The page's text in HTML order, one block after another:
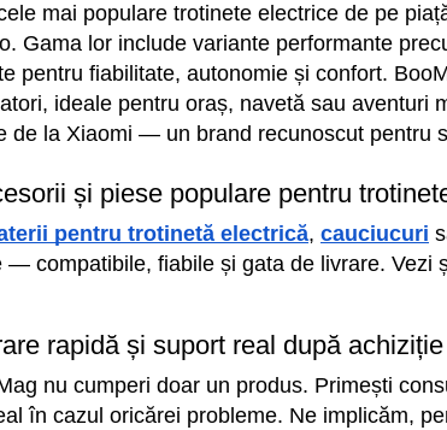
mai populare trotinete electrice de pe
Gama lor include variante performante
pentru fiabilitate, autonomie și confort.
ideale pentru oraș, navetă sau aventuri
de la Xiaomi — un brand recunoscut pentru
și piese populare pentru
pentru trotinetă electrică, cauciucuri
— compatibile, fiabile și gata de livrare. Vezi
rapidă și suport real după achiziție
nu cumperi doar un produs. Primești
în cazul oricărei probleme. Ne implicăm,